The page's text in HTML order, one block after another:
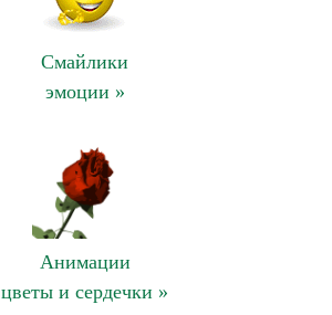
Смайлики
эмоции »
Анимации
цветы и сердечки »